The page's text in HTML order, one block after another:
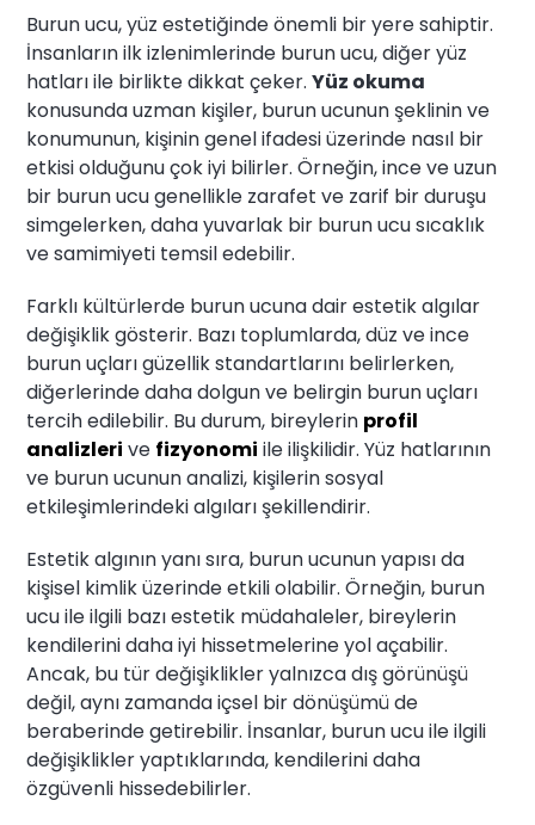
Burun ucu, yüz estetiğinde önemli bir yere sahiptir.
İnsanların ilk izlenimlerinde burun ucu, diğer yüz
hatları ile birlikte dikkat çeker.Yüz okuma
konusunda uzman kişiler, burun ucunun şeklinin ve
konumunun, kişinin genel ifadesi üzerinde nasıl bir
etkisi olduğunu çok iyi bilirler. Örneğin, ince ve uzun
bir burun ucu genellikle zarafet ve zarif bir duruşu
simgelerken, daha yuvarlak bir burun ucu sıcaklık
ve samimiyeti temsil edebilir.
Farklı kültürlerde burun ucuna dair estetik algılar
değişiklik gösterir. Bazı toplumlarda, düz ve ince
burun uçları güzellik standartlarını belirlerken,
diğerlerinde daha dolgun ve belirgin burun uçları
tercih edilebilir. Bu durum, bireylerin profil
analizleri ve fizyonomi ile ilişkilidir. Yüz hatlarının
ve burun ucunun analizi, kişilerin sosyal
etkileşimlerindeki algıları şekillendirir.
Estetik algının yanı sıra, burun ucunun yapısı da
kişisel kimlik üzerinde etkili olabilir. Örneğin, burun
ucu ile ilgili bazı estetik müdahaleler, bireylerin
kendilerini daha iyi hissetmelerine yol açabilir.
Ancak, bu tür değişiklikler yalnızca dış görünüşü
değil, aynı zamanda içsel bir dönüşümü de
beraberinde getirebilir. İnsanlar, burun ucu ile ilgili
değişiklikler yaptıklarında, kendilerini daha
özgüvenli hissedebilirler.